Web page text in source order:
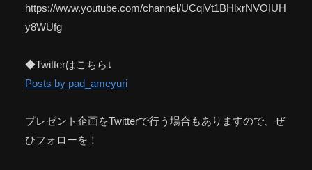
https://www.youtube.com/channel/UCqiVt1BHlxrNVOIUH
y8WUfg
◆Twitterはこちら↓
Posts by pad_ameyuri
プレゼント企画をTwitterで行う場合もありますので、ぜ
ひフォローを！